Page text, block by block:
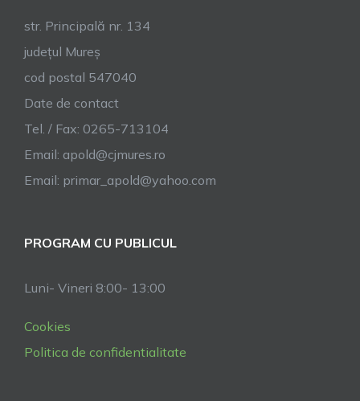
str. Principală nr. 134
județul Mureș
cod postal 547040
Date de contact
Tel. / Fax: 0265-713104
Email: apold@cjmures.ro
Email: primar_apold@yahoo.com
PROGRAM CU PUBLICUL
Luni- Vineri 8:00- 13:00
Cookies
Politica de confidentialitate